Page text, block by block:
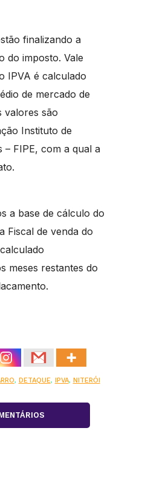
finalizando a
do imposto. Vale
IPVA é calculado
de mercado de
valores são
Instituto de
– FIPE, com a qual a
a base de cálculo do
Fiscal de venda do
meses restantes do
, DETAQUE, IPVA, NITERÓI